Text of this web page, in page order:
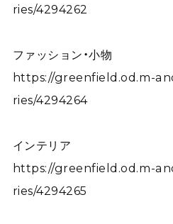
ries/4294262
ファッション・小物
https://greenfield.od.m-
ries/4294264
インテリア
https://greenfield.od.m-
ries/4294265